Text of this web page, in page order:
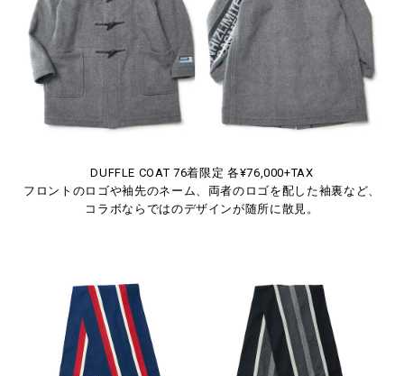
DUFFLE COAT 76着限定 各¥76,000+TAX
フロントのロゴや袖先のネーム、両者のロゴを配した袖裏など、
コラボならではのデザインが随所に散見。